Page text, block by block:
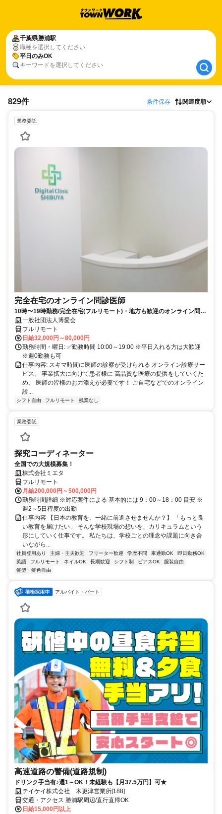
千葉県勝浦駅
職種を選択してください
平日のみOK
キーワードを選択してください
千葉県勝浦駅
平日のみOK
829件 条件保存 関連度順
業務委託
完全在宅のオンライン問診医師
10時〜19時勤務/完全在宅(フルリモート)・地方も歓迎のオンライン問診
業務一般社団法人博愛会
フルリモート
日給32,000円～80,000円
勤務時間・曜日: ✅勤務時間 10:00～19:00 ※平日入れる方は大歓迎
※週0勤務も可
仕事内容: スキマ時間に医師の診察が受けられる オンライン診療サー
ビス。 事業拡大に向けて患者様に 高品質な医療の提供をしていくた
め、 医師の皆様のお力添えが必要です！ ご自宅などでのオンライン
診...
シフト自由 フルリモート 残業なし
業務委託
探究コーディネーター
全国での大規模募集！
株式会社ミエタ
フルリモート
月給200,000円～500,000円
勤務時間詳細 ※対応案件による 基本的には 9：00～18：00 目安 ※
週2～5日程度の出勤
仕事内容 【日本の教育を、一緒に前進させませんか？】 「もっと良
い教育を届けたい」 そんな学校現場の想いを、カリキュラムという
形にしていく仕事です。 私たちは、学校ごとの理念や課題に向き合
いながら...
社員登用あり 主婦・主夫歓迎 フリーター歓迎 学歴不問 車通勤OK
即日勤務OK
英語
フルリモート ネイルOK 長期歓迎 シフト制 ピアスOK
服装自由
髪型・髪色自由
アルバイト・パート
高速道路の警備(道路規制)
ドリンク手当有♪週1～OK！未経験も【月37.5万円】可★
テイケイ株式会社 木更津営業所[188]
交通・アクセス 勝浦駅周辺/直行直帰OK
日給15,000円以上